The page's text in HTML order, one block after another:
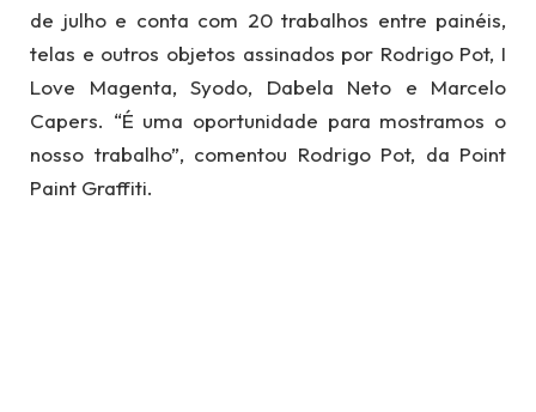
de julho e conta com 20 trabalhos entre painéis,
telas e outros objetos assinados por Rodrigo Pot, I
Love Magenta, Syodo, Dabela Neto e Marcelo
Capers. “É uma oportunidade para mostramos o
nosso trabalho”, comentou Rodrigo Pot, da Point
Paint Graffiti.